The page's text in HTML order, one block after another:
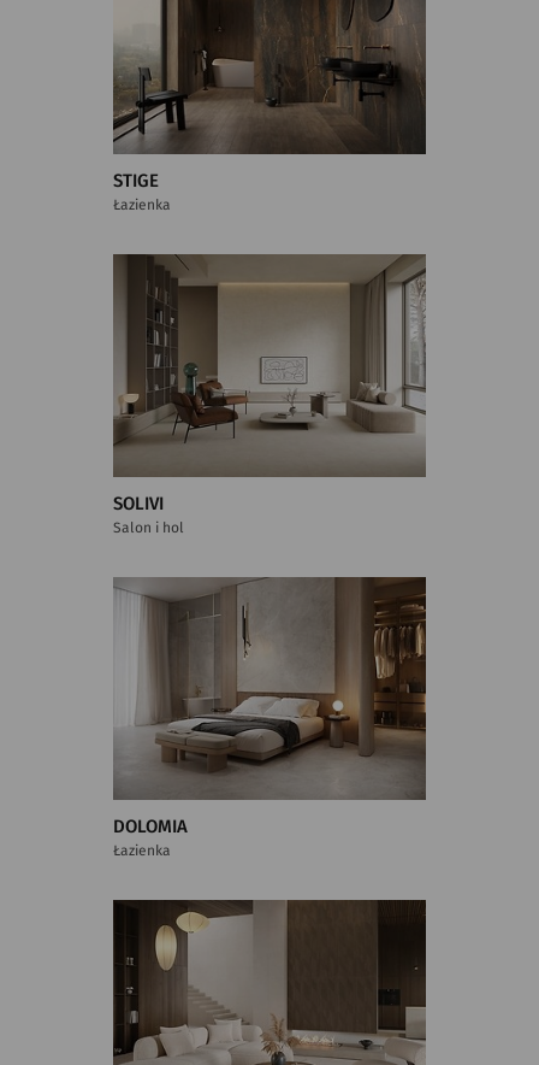
STIGE
Łazienka
SOLIVI
Salon i hol
DOLOMIA
Łazienka